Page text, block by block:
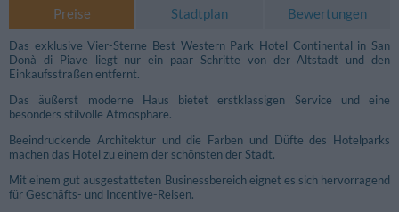
Preise Stadtplan Bewertungen
Das exklusive Vier-Sterne Best Western Park Hotel Continental in San
Donà di Piave liegt nur ein paar Schritte von der Altstadt und den
Einkaufsstraßen entfernt.
Das äußerst moderne Haus bietet erstklassigen Service und eine
besonders stilvolle Atmosphäre.
Beeindruckende Architektur und die Farben und Düfte des Hotelparks
machen das Hotel zu einem der schönsten der Stadt.
Mit einem gut ausgestatteten Businessbereich eignet es sich hervorragend
für Geschäfts- und Incentive-Reisen.